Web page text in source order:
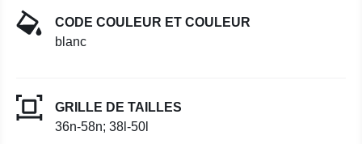
CODE COULEUR ET COULEUR
blanc
GRILLE DE TAILLES
36n-58n; 38l-50l